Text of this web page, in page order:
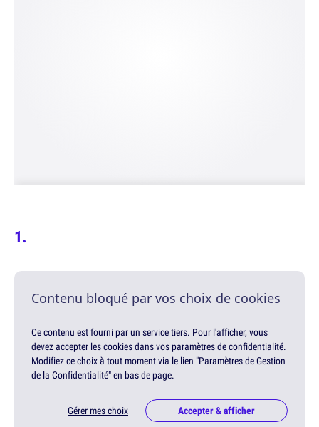
Contenu bloqué par vos choix de cookies
Ce contenu est fourni par un service tiers. Pour l'afficher, vous
devez accepter les cookies dans vos paramètres de confidentialité.
Modifiez ce choix à tout moment via le lien "Paramètres de Gestion
de la Confidentialité" en bas de page.
Gérer mes choix Accepter & afficher